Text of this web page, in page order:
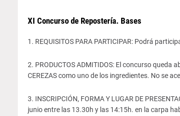
XI Concurso de Repostería. Bases
1. REQUISITOS PARA PARTICIPAR: Podrá
2. PRODUCTOS ADMITIDOS: El concurso
CEREZAS como uno de los ingredientes. No se
3. INSCRIPCIÓN, FORMA Y LUGAR DE
junio entre las 13.30h y las 14:15h. en la carpa